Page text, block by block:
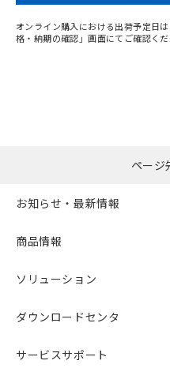
オンライン購入における出荷予定日
格・納期の確認」画面にてご確認くだ
ページ
お知らせ・最新情報
商品情報
ソリューション
ダウンロードセンタ
サービスサポート